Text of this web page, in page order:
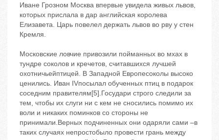
Иване Грозном Москва впервые увидела живых львов,
которых прислала в дар английская королева
Елизавета. Царь повелел держать львов во рву у стен
Кремля.
Московские ловчие привозили пойманных во мхах в
тундре соколов и кречетов, считавшихся лучшей
охотничьейптицей. В Западной Европeсоколы высоко
ценились. Иван IVпосылал обученных птиц в подарок
соседним правителям[5].Государи строго следили за
тем, чтобы их слуги ни с кем не сносились помимо их
воли и никаких поминков со стороны не
принимали.Верных подчиненных они одаряли сами –в
таких случаях непростобыло провести грань между